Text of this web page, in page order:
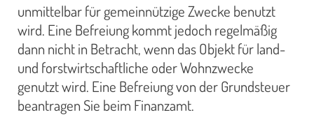
unmittelbar für gemeinnützige Zwecke benutzt
wird. Eine Befreiung kommt jedoch regelmäßig
dann nicht in Betracht, wenn das Objekt für land-
und forstwirtschaftliche oder Wohnzwecke
genutzt wird. Eine Befreiung von der Grundsteuer
beantragen Sie beim Finanzamt.